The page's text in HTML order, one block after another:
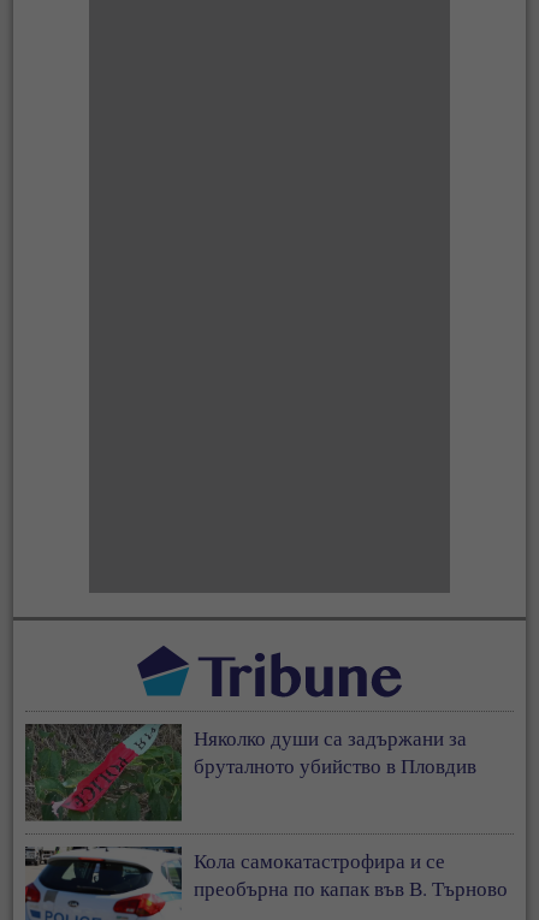
Няколко души са задържани за
бруталното убийство в Пловдив
Кола самокатастрофира и се
преобърна по капак във В. Търново